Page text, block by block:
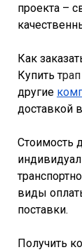
проекта –
Как
Купить т
другие
доставкой
Стоимость
виды
поставки.
Получить